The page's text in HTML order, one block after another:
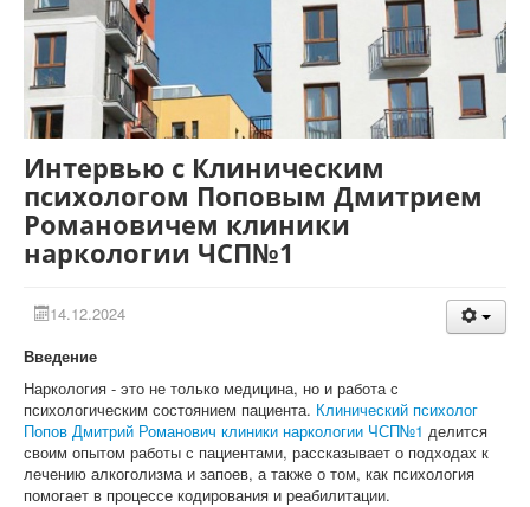
Интервью с Клиническим
психологом Поповым Дмитрием
Романовичем клиники
наркологии ЧСП№1
14.12.2024
Введение
Наркология - это не только медицина, но и работа с
психологическим состоянием пациента. Клинический психолог
Попов Дмитрий Романович клиники наркологии ЧСП№1 делится
своим опытом работы с пациентами, рассказывает о подходах к
лечению алкоголизма и запоев, а также о том, как психология
помогает в процессе кодирования и реабилитации.